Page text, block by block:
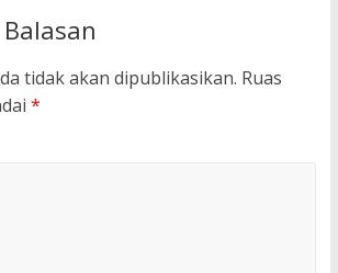
tidak akan dipublikasikan. Ruas
*